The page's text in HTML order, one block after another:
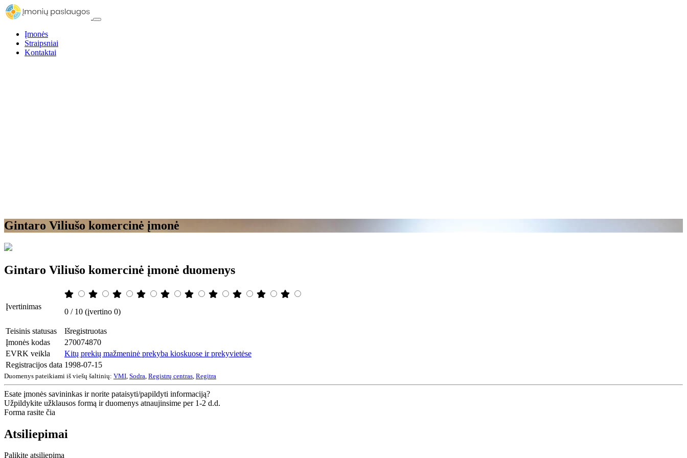
Įmonės
Straipsniai
Kontaktai
Gintaro Viliušo komercinė įmonė
Gintaro Viliušo komercinė įmonė duomenys
Įvertinimas
0 / 10 (įvertino 0)
Teisinis statusas
Išregistruotas
Įmonės kodas
270074870
EVRK veikla
Kitų prekių mažmeninė prekyba kioskuose ir prekyvietėse
Registracijos data 1998-07-15
Duomenys pateikiami iš viešų šaltinių: VMI Sodra Registrų centras Regitra
Esate įmonės savininkas ir norite pataisyti/papildyti informaciją?
Užpildykite užklausos formą ir duomenys atnaujinsime per 1-2 d.d.
Forma rasite čia
Atsiliepimai
Palikite atsiliepimą